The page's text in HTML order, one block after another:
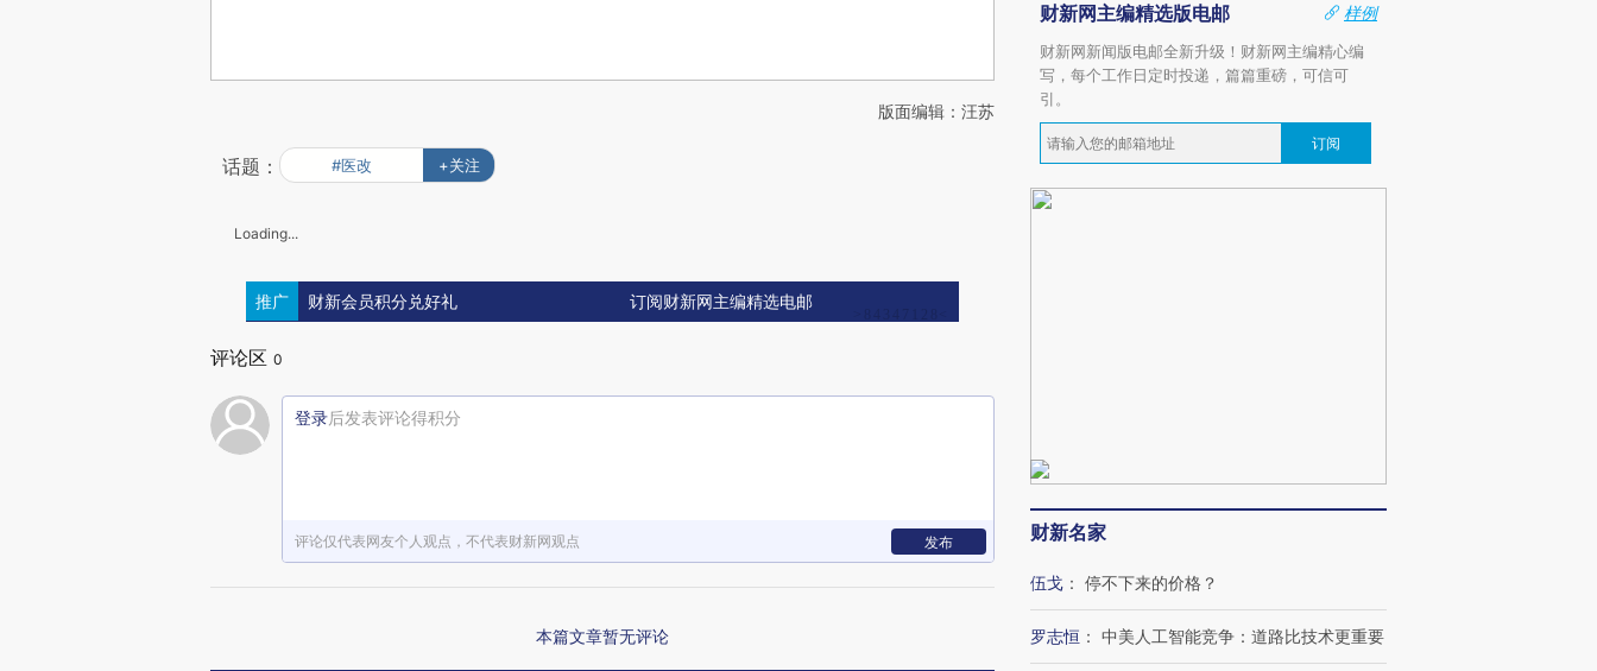
版面编辑：汪苏
话题： #医改 +关注
Loading...
推广 财新会员积分兑好礼 订阅财新网主编精选电邮
评论区 0
登录后发表评论得积分
评论仅代表网友个人观点，不代表财新网观点 发布
本篇文章暂无评论
财新网主编精选版电邮
样例
财新网新闻版电邮全新升级！财新网主编精心编
写，每个工作日定时投递，篇篇重磅，可信可
引。
订阅
财新名家
伍戈 ： 停不下来的价格？
罗志恒 ： 中美人工智能竞争：道路比技术更重要